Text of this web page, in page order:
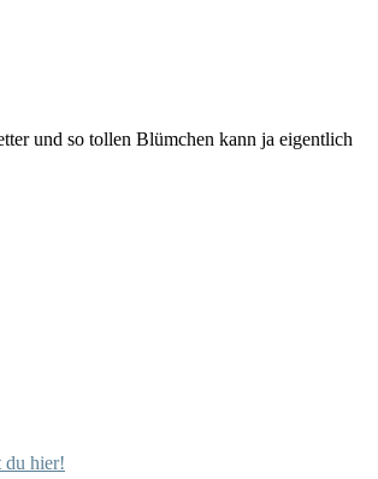
und so tollen Blümchen kann ja eigentlich
du hier!